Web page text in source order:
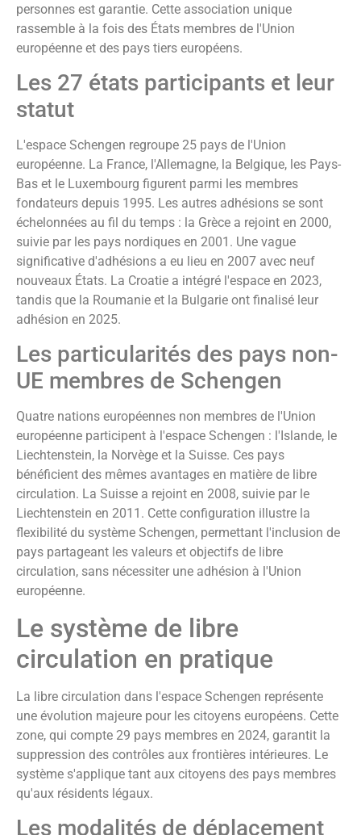
personnes est garantie. Cette association unique
rassemble à la fois des États membres de l'Union
européenne et des pays tiers européens.
Les 27 états participants et leur
statut
L'espace Schengen regroupe 25 pays de l'Union
européenne. La France, l'Allemagne, la Belgique, les Pays-
Bas et le Luxembourg figurent parmi les membres
fondateurs depuis 1995. Les autres adhésions se sont
échelonnées au fil du temps : la Grèce a rejoint en 2000,
suivie par les pays nordiques en 2001. Une vague
significative d'adhésions a eu lieu en 2007 avec neuf
nouveaux États. La Croatie a intégré l'espace en 2023,
tandis que la Roumanie et la Bulgarie ont finalisé leur
adhésion en 2025.
Les particularités des pays non-
UE membres de Schengen
Quatre nations européennes non membres de l'Union
européenne participent à l'espace Schengen : l'Islande, le
Liechtenstein, la Norvège et la Suisse. Ces pays
bénéficient des mêmes avantages en matière de libre
circulation. La Suisse a rejoint en 2008, suivie par le
Liechtenstein en 2011. Cette configuration illustre la
flexibilité du système Schengen, permettant l'inclusion de
pays partageant les valeurs et objectifs de libre
circulation, sans nécessiter une adhésion à l'Union
européenne.
Le système de libre
circulation en pratique
La libre circulation dans l'espace Schengen représente
une évolution majeure pour les citoyens européens. Cette
zone, qui compte 29 pays membres en 2024, garantit la
suppression des contrôles aux frontières intérieures. Le
système s'applique tant aux citoyens des pays membres
qu'aux résidents légaux.
Les modalités de déplacement